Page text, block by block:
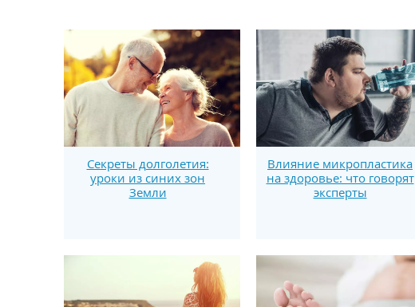
Секреты долголетия:
уроки из синих зон
Земли
Влияние микропластика
на здоровье: что говорят
эксперты